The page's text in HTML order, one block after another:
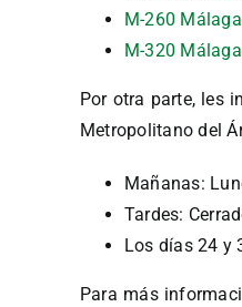
M-260
M-320
Por otra parte, les
Metropolitano del
Mañanas:
Tardes:
Los días 24 y
Para más